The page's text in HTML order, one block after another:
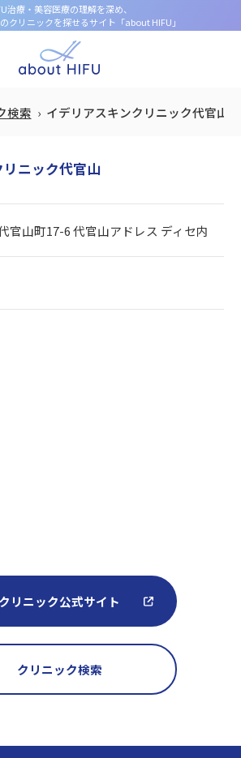
治療・美容医療の理解を深め、
クリニックを探せるサイト「about HIFU」
検索 イデリアスキンクリニック代官山
ニック代官山
官山町17-6 代官山アドレス ディセ内
クリニック公式サイト
クリニック検索